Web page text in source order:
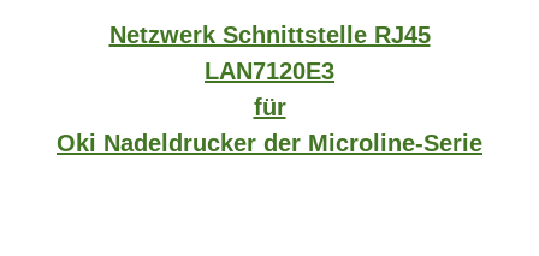
Netzwerk Schnittstelle RJ45
LAN7120E3
für
Oki Nadeldrucker der Microline-Serie